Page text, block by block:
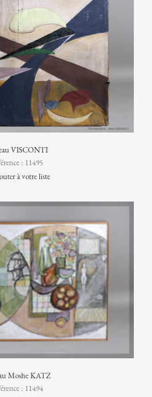
VISCONTI
: 11495
à votre liste
Moshe KATZ
: 11494